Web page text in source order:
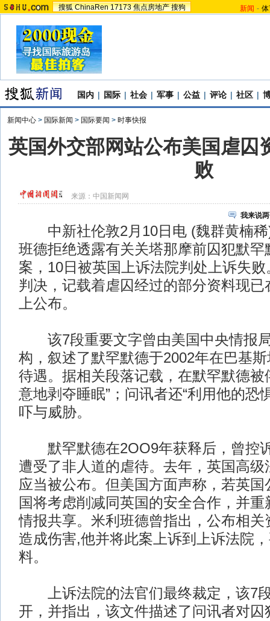
搜狐 ChinaRen 17173 焦点房地产 搜狗 新闻 -
国内 | 国际 | 社会 | 军事 | 公益 | 评论 | 社区 |
新闻中心 > 国际新闻 > 国际要闻 > 时事快报
英国外交部网站公布美国虐囚
败
来源： 中国新闻网
我来说
中新社伦敦2月10日电 (魏群黄楠稀
班德拒绝透露有关关塔那摩前囚犯默罕
案，10日被英国上诉法院判处上诉失
判决，记载着虐囚经过的部分资料现已
上公布。
该7段重要文字曾由美国中央情报
构，叙述了默罕默德于2002年在巴基
待遇。据相关段落记载，在默罕默德被
意地剥夺睡眠”；问讯者还“利用他的恐
吓与威胁。
默罕默德在2OO9年获释后，曾控
遭受了非人道的虐待。去年，英国高
应当被公布。但美国方面声称，若英
国将考虑削减同英国的安全合作，并
情报共享。米利班德曾指出，公布相关
造成伤害,他并将此案上诉到上诉法院
料。
上诉法院的法官们最终裁定，该7
开，并指出，该文件描述了问讯者对囚